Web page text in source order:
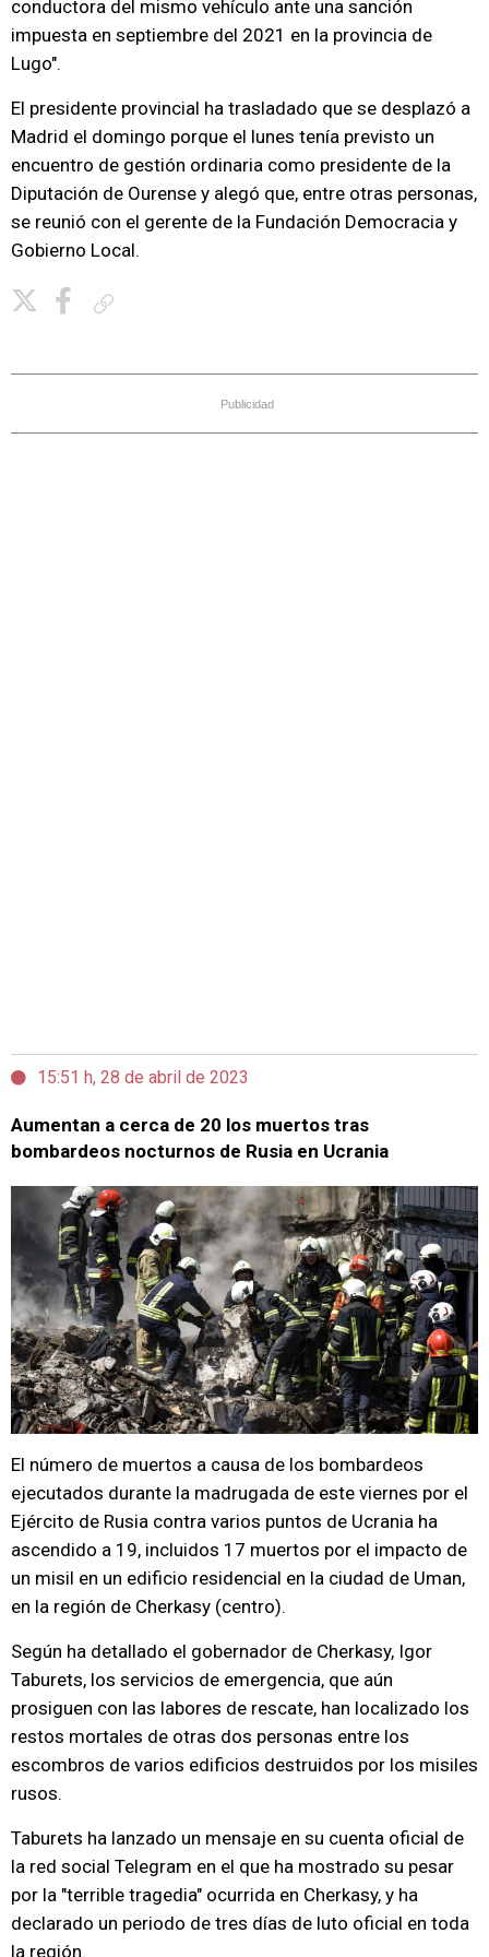
conductora del mismo vehículo ante una sanción
impuesta en septiembre del 2021 en la provincia de
Lugo".
El presidente provincial ha trasladado que se desplazó a
Madrid el domingo porque el lunes tenía previsto un
encuentro de gestión ordinaria como presidente de la
Diputación de Ourense y alegó que, entre otras personas,
se reunió con el gerente de la Fundación Democracia y
Gobierno Local.
Publicidad
15:51 h, 28 de abril de 2023
Aumentan a cerca de 20 los muertos tras
bombardeos nocturnos de Rusia en Ucrania
El número de muertos a causa de los bombardeos
ejecutados durante la madrugada de este viernes por el
Ejército de Rusia contra varios puntos de Ucrania ha
ascendido a 19, incluidos 17 muertos por el impacto de
un misil en un edificio residencial en la ciudad de Uman,
en la región de Cherkasy (centro).
Según ha detallado el gobernador de Cherkasy, Igor
Taburets, los servicios de emergencia, que aún
prosiguen con las labores de rescate, han localizado los
restos mortales de otras dos personas entre los
escombros de varios edificios destruidos por los misiles
rusos.
Taburets ha lanzado un mensaje en su cuenta oficial de
la red social Telegram en el que ha mostrado su pesar
por la "terrible tragedia" ocurrida en Cherkasy, y ha
declarado un periodo de tres días de luto oficial en toda
la región.